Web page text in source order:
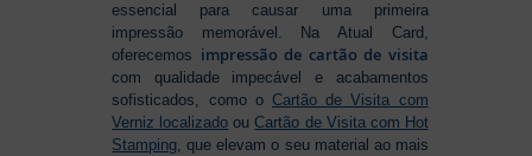
essencial para causar uma primeira
impressão memorável. Na Atual Card,
oferecemos impressão de cartão de visita
com qualidade impecável e acabamentos
sofisticados, como o Cartão de Visita com
Verniz localizado ouCartão de Visita com Hot
Stamping, que elevam o seu material ao mais